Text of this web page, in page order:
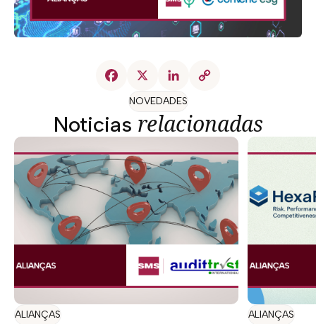
NOVEDADES
Noticias relacionadas
ALIANÇAS ALIANÇAS